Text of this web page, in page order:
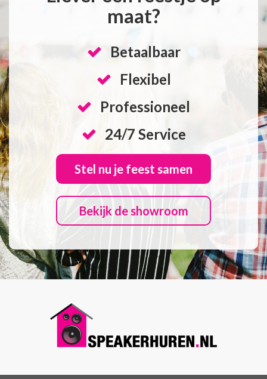
maat?
Betaalbaar
Flexibel
Professioneel
24/7 Service
Stel nu je feest samen
Bekijk de showroom